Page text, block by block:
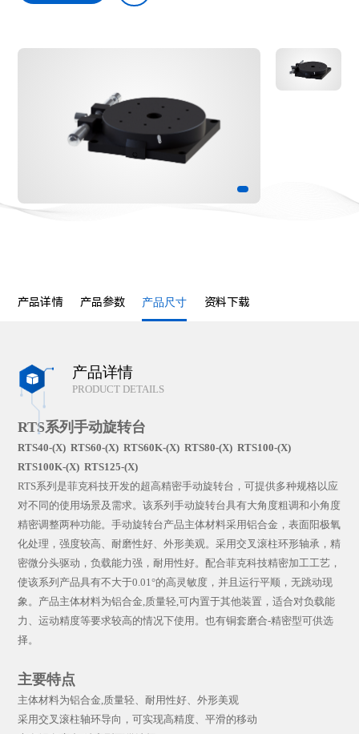
产品详情 产品参数 产品尺寸 资料下载
 产品详情
PRODUCT DETAILS
RTS系列手动旋转台
RTS40-(X) RTS60-(X) RTS60K-(X) RTS80-(X) RTS100-(X)
RTS100K-(X)RTS125-(X)
RTS系列是菲克科技开发的超高精密手动旋转台，可提供多种规格以应
对不同的使用场景及需求。该系列手动旋转台具有大角度粗调和小角度
精密调整两种功能。手动旋转台产品主体材料采用铝合金，表面阳极氧
化处理，强度较高、耐磨性好、外形美观。采用交叉滚柱环形轴承，精
密微分头驱动，负载能力强，耐用性好。配合菲克科技精密加工工艺，
使该系列产品具有不大于0.01°的高灵敏度，并且运行平顺，无跳动现
象。产品主体材料为铝合金,质量轻,可内置于其他装置，适合对负载能
力、运动精度等要求较高的情况下使用。也有铜套磨合-精密型可供选
择。
主要特点
主体材料为铝合金,质量轻、耐用性好、外形美观
采用交叉滚柱轴环导向，可实现高精度、平滑的移动